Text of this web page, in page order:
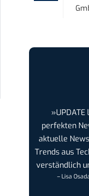
perfekten
aktuelle
Trends aus
verständlich
– Lisa